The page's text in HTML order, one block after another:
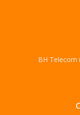
BH Telecom